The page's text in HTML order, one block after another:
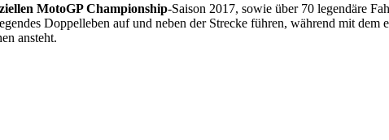
MotoGP Championship-Saison 2017, sowie über 70 legendäre
Doppelleben auf und neben der Strecke führen, während mit dem
ansteht.